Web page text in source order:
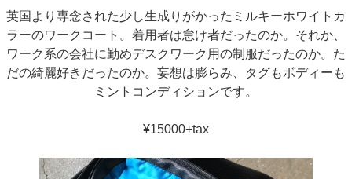
英国より専念された少し生成りがかったミルキーホワイトカ
ラーのワークコート。着用者は怠け者だったのか。それか、
ワーク系の会社に勤めデスクワーク用の制服だったのか。た
だの綺麗好きだったのか。妄想は膨らみ、タグもボディーも
ミントコンディションです。
¥15000+tax